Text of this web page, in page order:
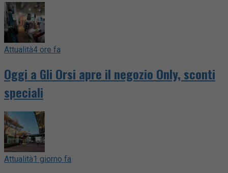
Attualità4 ore fa
Oggi a Gli Orsi apre il negozio Only, sconti
speciali
Attualità1 giorno fa